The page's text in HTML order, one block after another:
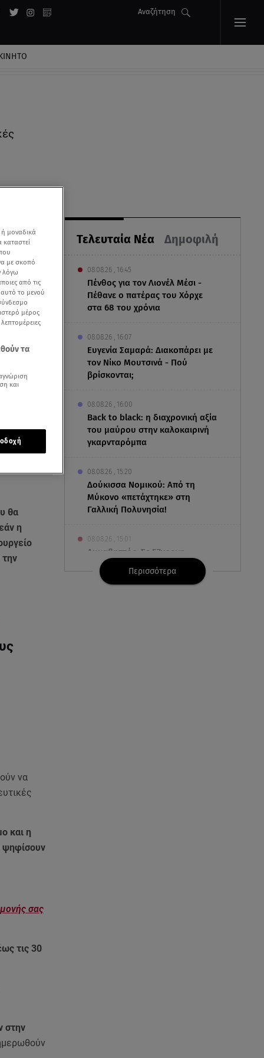
Αναζήτηση
Τελευταία Νέα Δημοφιλή
08.08.26 , 16:45
Πένθος για τον Λιονέλ Μέσι -
Πέθανε ο πατέρας του Χόρχε
στα 68 του χρόνια
08.08.26 , 16:07
Ευγενία Σαμαρά: Διακοπάρει με
τον Νίκο Μουτσινά - Πού
βρίσκονται;
08.08.26 , 16:00
Back to black: η διαχρονική αξία
του μαύρου στην καλοκαιρινή
γκαρνταρόμπα
08.08.26 , 15:20
Δούκισσα Νομικού: Από τη
Μύκονο «πετάχτηκε» στη
Γαλλική Πολυνησία!
08.08.26 , 15:01
Λυκαβηττός: Σε 57χρονη
γυναίκα ανήκει η σορός που
βρέθηκε σε σπηλιά
Περισσότερα
θα
η
να
και η
ψηφίσουν
σας
τις 30
στην
μοναδικά
με σκοπό
λόγω
από τις
αυτό το μενού
μέρος
τα
και